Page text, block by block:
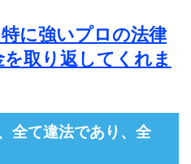
に強いプロの法律
取り返してくれま
全て違法であり、全